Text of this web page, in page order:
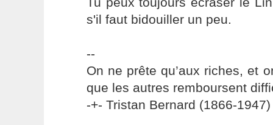
s'il faut bidouiller un peu.
--
On ne prête qu’aux riches, et
que les autres remboursent
-+- Tristan Bernard (1866-1947)